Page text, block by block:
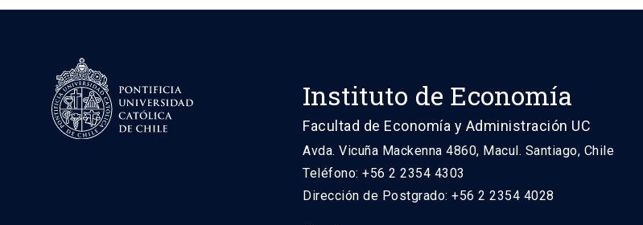
Instituto de Economía
Facultad de Economía y Administración UC
Avda. Vicuña Mackenna 4860, Macul. Santiago, Chile
Teléfono: +56 2 2354 4303
Dirección de Postgrado: +56 2 2354 4028